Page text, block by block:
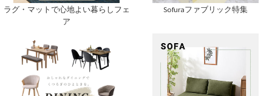
ラグ・マットで心地よい暮らしフェ
ア
Sofuraファブリック特集